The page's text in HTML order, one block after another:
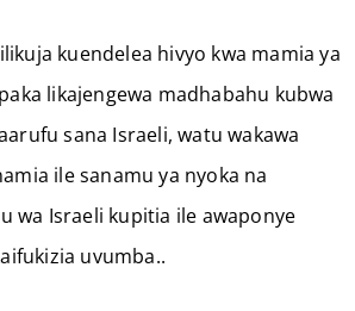
kuendelea hivyo kwa mamia ya
likajengewa madhabahu kubwa
sana Israeli, watu wakawa
ile sanamu ya nyoka na
wa Israeli kupitia ile awaponye
uvumba..